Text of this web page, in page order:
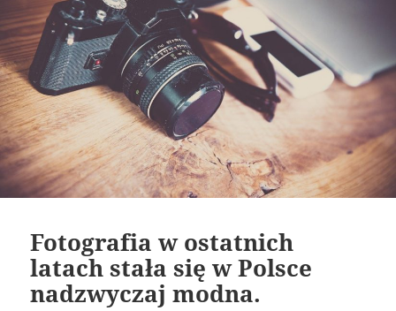
Fotografia w ostatnich
latach stała się w Polsce
nadzwyczaj modna.